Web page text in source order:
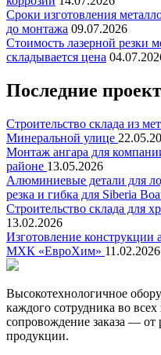
Сроки изготовления
до монтажа 09.07.2026
Стоимость лазерной резки
складывается цена
Последние
Строительство склада из
Минеральной улице
Монтаж ангара для
районе 13.05.2026
Алюминиевые детали для
резка и гибка для Siberia
Строительство склада для
13.02.2026
Изготовление конструкции
МХК «ЕвроХим» 11.02.2026
Высокотехнологичное
каждого сотрудника во
сопровождение заказа — от
продукции.